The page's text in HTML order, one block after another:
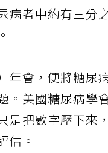
病者中約有三分
年會，便將糖尿
。美國糖尿病學
是把數字壓下來